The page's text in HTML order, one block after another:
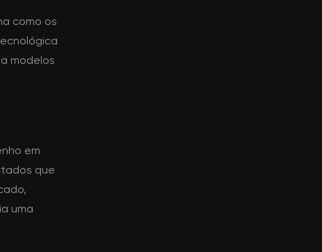
como os
modelos
em
que
uma